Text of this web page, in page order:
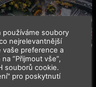
Na co máš ty
používáme soubory
nejrelevantnější
vaše preference a
“Přijmout vše”,
souborů cookie.
pro poskytnutí